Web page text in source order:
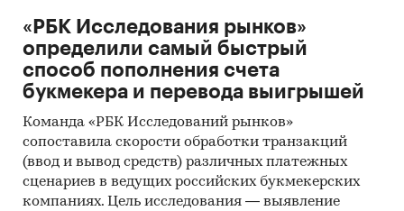
«РБК Исследования рынков»
определили самый быстрый
способ пополнения счета
букмекера и перевода выигрышей
Команда «РБК Исследований рынков»
сопоставила скорости обработки транзакций
(ввод и вывод средств) различных платежных
сценариев в ведущих российских букмекерских
компаниях. Цель исследования — выявление